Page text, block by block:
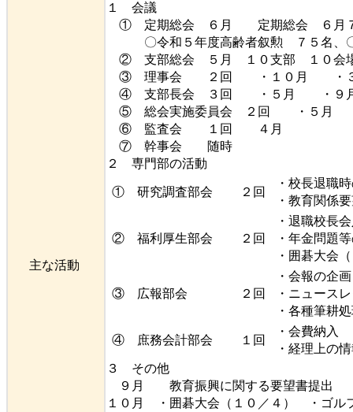
主な活動
１ 会議
① 定期総会 ６月 定期総会 ６月７日
〇令和５年度高齢者叙勲 ７５名、〇
② 支部総会 ５月 １０支部 １０会
③ 理事会 ２回 ・１０月 ・
④ 支部長会 ３回 ・５月 ・９
⑤ 総会実施委員会 ２回 ・５月
⑥ 監査会 １回 ４月
⑦ 幹事会 随時
２ 専門部の活動
① 研究調査部会 ２回
・校長退職
・教育関係
② 福利厚生部会 ２回
・退職校長
・年金問題
・囲碁大会
③ 広報部会 ２回
・会報の企
・ニュース
・各種筆
④ 庶務会計部会 １回
・会費納入
・経理上の
３ その他
９月 教育振興に関する要望書提出
１０月 ・囲碁大会（１０／４） ・ゴル